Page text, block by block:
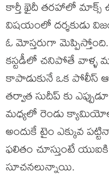
కార్తీ ఖైదీ తరహాలో మాక్స్
విషయంలో దర్శకుడు
ఓ మోస్తరుగా మెప్పిస్తోంది.
కస్టడీలో చనిపోతే వాళ్ళ
కాపాడుకునే ఒక పోలీస్
తర్వాత సుదీప్ కు
మధ్యలో రెండు
అందుకే టైం ఎక్కువ
ఫలితం చూస్తుంటే
సూచనలున్నాయి.